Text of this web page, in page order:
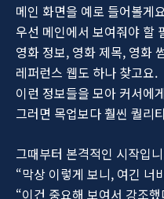
메인 화면을 예로 들어볼게
우선 메인에서 보여줘야 할
영화 정보, 영화 제목, 영화
레퍼런스 웹도 하나 찾고요.
이런 정보들을 모아 커서에
그러면 목업보다 훨씬 퀄리
그때부터 본격적인 시작입
“막상 이렇게 보니, 여긴 너
“이건 중요해 보여서 강조